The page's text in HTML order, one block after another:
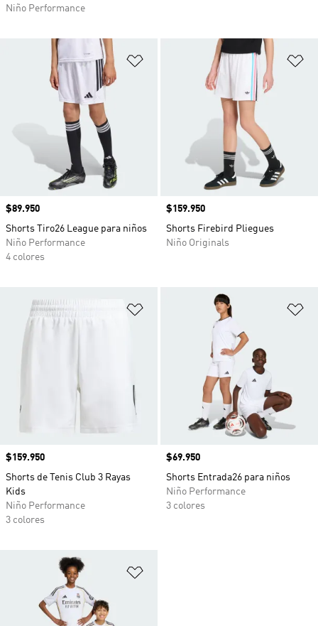
Niño Performance
Añadir a la lista de deseos
Precio
$89.950
Shorts Tiro26 League para niños
Niño Performance
4 colores
Precio
$159.950
Shorts Firebird Pliegues
Niño Originals
Añadir a la lista de deseos
Precio
$159.950
Shorts de Tenis Club 3 Rayas
Kids
Niño Performance
3 colores
Precio
$69.950
Shorts Entrada26 para niños
Niño Performance
3 colores